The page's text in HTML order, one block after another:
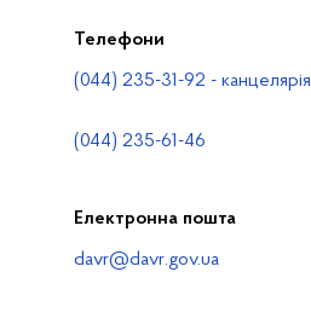
Телефони
(044) 235-31-92 - канцелярія
(044) 235-61-46
Електронна пошта
davr@davr.gov.ua